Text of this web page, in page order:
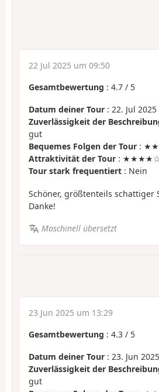
22 Jul 2025 um 09:50
Gesamtbewertung : 4.7 / 5
Datum deiner Tour : 22. Jul 2025
Zuverlässigkeit der
gut
Bequemes Folgen der Tour :
Attraktivität der Tour : ★★★★☆
Tour stark frequentiert : Nein
Schöner, größtenteils schattiger
Danke!
Maschinell übersetzt
23 Jun 2025 um 13:29
Gesamtbewertung : 4.3 / 5
Datum deiner Tour : 23. Jun 2025
Zuverlässigkeit der
gut